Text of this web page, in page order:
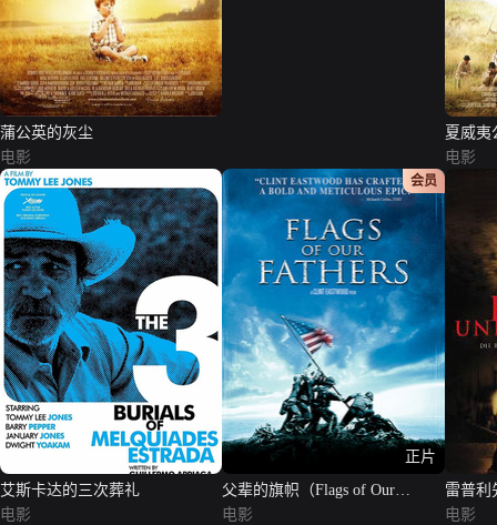
蒲公英的灰尘
电影
夏威夷
电影
艾斯卡达的三次葬礼
电影
正片
会员
父辈的旗帜（Flags of Our
Fathers）（英语版）
电影
雷普利
电影